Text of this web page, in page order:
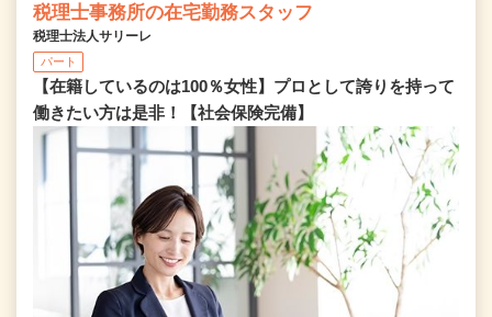
税理士事務所の在宅勤務スタッフ
税理士法人サリーレ
パート
【在籍しているのは100％女性】プロとして誇りを持って
働きたい方は是非！【社会保険完備】